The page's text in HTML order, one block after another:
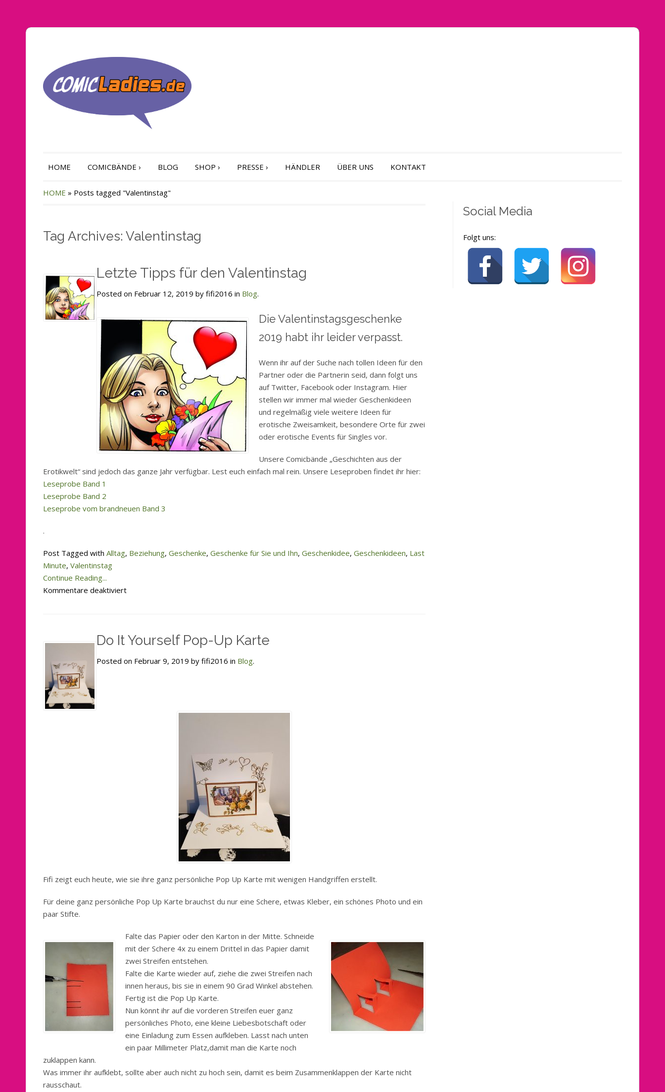
HOME COMICBÄNDE › BLOG SHOP › PRESSE › HÄNDLER ÜBER UNS KONTAKT
HOME » Posts tagged "Valentinstag"
Tag Archives: Valentinstag
Letzte Tipps für den Valentinstag
Posted on Februar 12, 2019 by fifi2016 in Blog.
Die Valentinstagsgeschenke
2019 habt ihr leider verpasst.
Wenn ihr auf der Suche nach tollen Ideen für den
Partner oder die Partnerin seid, dann folgt uns
auf Twitter, Facebook oder Instagram. Hier
stellen wir immer mal wieder Geschenkideen
und regelmäßig viele weitere Ideen für
erotische Zweisamkeit, besondere Orte für zwei
oder erotische Events für Singles vor.
Unsere Comicbände „Geschichten aus der
Erotikwelt“ sind jedoch das ganze Jahr verfügbar. Lest euch einfach mal rein. Unsere Leseproben findet ihr hier:
Leseprobe Band 1
Leseprobe Band 2
Leseprobe vom brandneuen Band 3
.
Post Tagged with Alltag, Beziehung, Geschenke, Geschenke für Sie und Ihn, Geschenkidee, Geschenkideen, Last
Minute, Valentinstag
Continue Reading...
Kommentare deaktiviertfür
den
Do It Yourself Pop-Up Karte
Posted on Februar 9, 2019 by fifi2016 in Blog.
Fifi zeigt euch heute, wie sie ihre ganz persönliche Pop Up Karte mit wenigen Handgriffen erstellt.
Für deine ganz persönliche Pop Up Karte brauchst du nur eine Schere, etwas Kleber, ein schönes Photo und ein
paar Stifte.
Falte das Papier oder den Karton in der Mitte. Schneide
mit der Schere 4x zu einem Drittel in das Papier damit
zwei Streifen entstehen.
Falte die Karte wieder auf, ziehe die zwei Streifen nach
innen heraus, bis sie in einem 90 Grad Winkel abstehen.
Fertig ist die Pop Up Karte.
Nun könnt ihr auf die vorderen Streifen euer ganz
persönliches Photo, eine kleine Liebesbotschaft oder
eine Einladung zum Essen aufkleben. Lasst nach unten
ein paar Millimeter Platz,damit man die Karte noch
zuklappen kann.
Was immer ihr aufklebt, sollte aber auch nicht zu hoch sein, damit es beim Zusammenklappen der Karte nicht
rausschaut.
Social Media
Folgt uns: